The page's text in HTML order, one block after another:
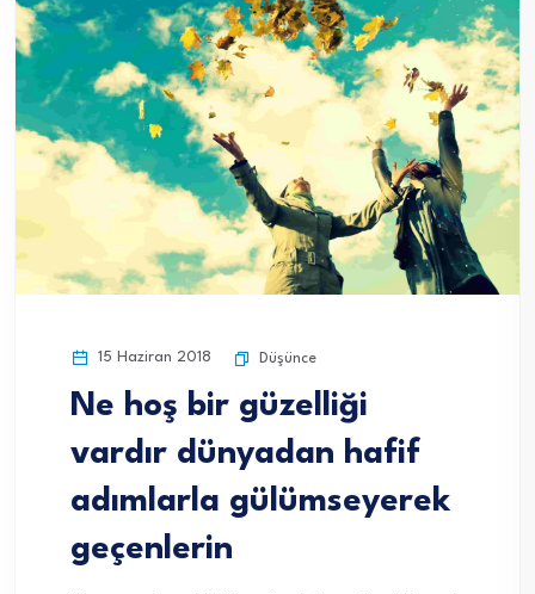
15 Haziran 2018 Düşünce
Ne hoş bir güzelliği
vardır dünyadan hafif
adımlarla gülümseyerek
geçenlerin